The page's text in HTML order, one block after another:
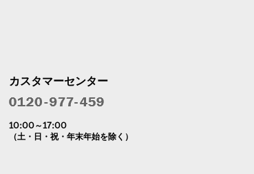
カスタマーセンター
10:00～17:00
（土・日・祝・年末年始を除く）